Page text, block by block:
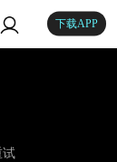
下载APP
试